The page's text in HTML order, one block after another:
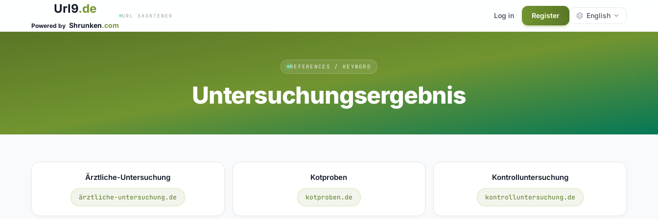
Url9.de
Powered by Shrunken.com
URL SHORTENER Log in Register English
REFERENCES / KEYWORD
Untersuchungsergebnis
Ärztliche-Untersuchung
ärztliche-untersuchung.de
Kotproben
kotproben.de
Kontrolluntersuchung
kontrolluntersuchung.de